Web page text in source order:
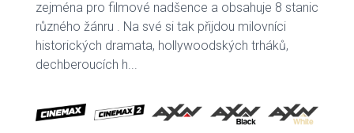
zejména pro filmové nadšence a obsahuje 8 stanic
různého žánru . Na své si tak přijdou milovníci
historických dramata, hollywoodských trháků,
dechberoucích h...